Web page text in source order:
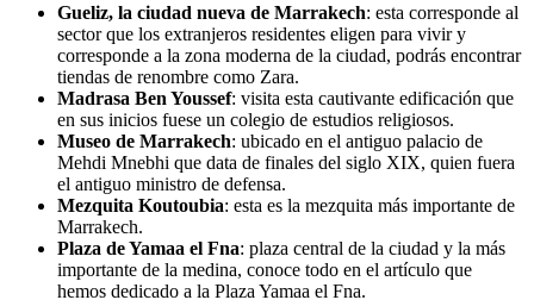
Gueliz, la ciudad nueva de Marrakech: esta corresponde al
sector que los extranjeros residentes eligen para vivir y
corresponde a la zona moderna de la ciudad, podrás encontrar
tiendas de renombre como Zara.
Madrasa Ben Youssef: visita esta cautivante edificación que
en sus inicios fuese un colegio de estudios religiosos.
Museo de Marrakech: ubicado en el antiguo palacio de
Mehdi Mnebhi que data de finales del siglo XIX, quien fuera
el antiguo ministro de defensa.
Mezquita Koutoubia: esta es la mezquita más importante de
Marrakech.
Plaza de Yamaa el Fna: plaza central de la ciudad y la más
importante de la medina, conoce todo en el artículo que
hemos dedicado a la Plaza Yamaa el Fna.